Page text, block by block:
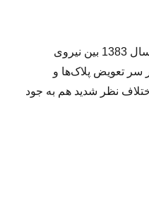
نکته قابل توجه اینجاست که در سال 1383 بین نیروی
سر تعویض پلاک‌ها و
نظر شدید هم به جود